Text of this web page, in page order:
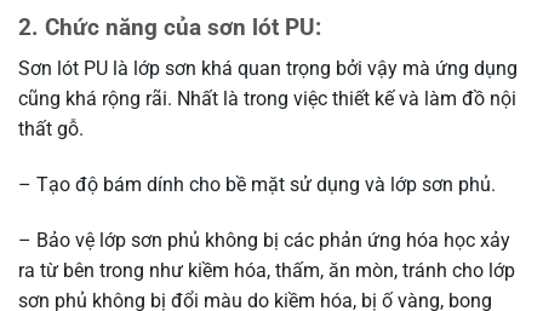
2. Chức năng của sơn lót PU:
Sơn lót PU là lớp sơn khá quan trọng bởi vậy mà ứng dụng
cũng khá rộng rãi. Nhất là trong việc thiết kế và làm đồ nội
thất gỗ.
– Tạo độ bám dính cho bề mặt sử dụng và lớp sơn phủ.
– Bảo vệ lớp sơn phủ không bị các phản ứng hóa học xảy
ra từ bên trong như kiềm hóa, thấm, ăn mòn, tránh cho lớp
sơn phủ không bị đổi màu do kiềm hóa, bị ố vàng, bong